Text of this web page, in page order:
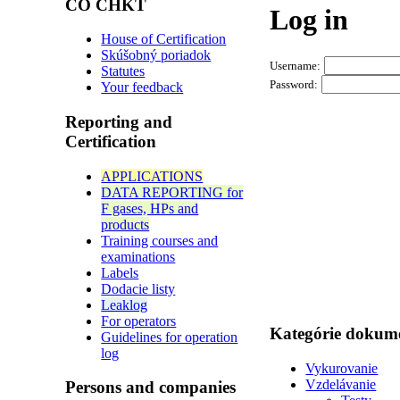
CO CHKT
House of Certification
Skúšobný poriadok
Statutes
Your feedback
Reporting and
Certification
APPLICATIONS
DATA REPORTING for
F gases, HPs and
products
Training courses and
examinations
Labels
Dodacie listy
Leaklog
For operators
Guidelines for operation
log
Persons and companies
Log in
Username:
Password:
Kategórie
Vykurovanie
Vzdelávanie